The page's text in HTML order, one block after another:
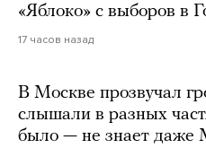
«Яблоко» с выборов в
17 часов назад
В Москве прозвучал
слышали в разных
было — не знает